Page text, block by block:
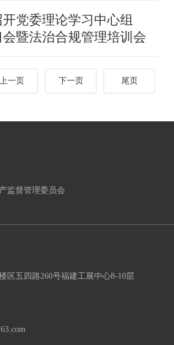
党委理论学习中心组
会暨法治合规管理培训会
上一页 下一页 尾页
监督管理委员会
区五四路260号福建工展中心8-10层